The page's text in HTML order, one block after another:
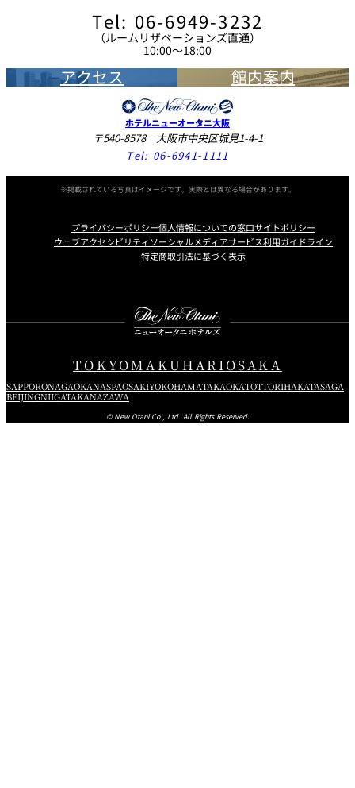
Tel: 06-6949-3232
（ルームリザベーションズ直通）
10:00～18:00
アクセス 館内案内
ホテルニューオータニ大阪
〒540-8578 大阪市中央区城見1-4-1
Tel: 06-6941-1111
※掲載されている写真はイメージです。実際とは異なる場合があります。
プライバシーポリシー個人情報についての窓口サイトポリシー
ウェブアクセシビリティソーシャルメディアサービス利用ガイドライン
特定商取引法に基づく表示
TOKYOMAKUHARIOSAKA
SAPPORONAGAOKANASPAOSAKIYOKOHAMATAKAOKATOTTORIHAKATASAGA
BEIJINGNIIGATAKANAZAWA
© New Otani Co., Ltd. All Rights Reserved.